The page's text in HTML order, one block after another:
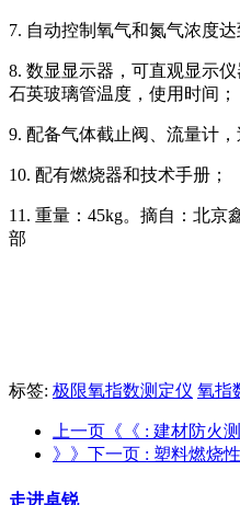
7. 自动控制氧气和氮气浓度达
8. 数显显示器，可直观显示
石英玻璃管温度，使用时间；
9. 配备气体截止阀、流量计，
10. 配有燃烧器和技术手册；
11. 重量：45kg。摘自：北京
部
标签: 极限氧指数测定仪 氧指
上一页《《 : 建材防火
》》下一页 : 塑料燃烧
走进卓锐